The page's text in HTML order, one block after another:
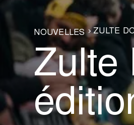
NOUVELLES ZULTE
Zulte